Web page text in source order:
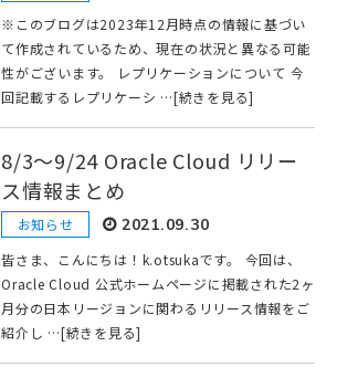
※このブログは2023年12月時点の情報に基づい
て作成されているため、現在の状況と異なる可能
性がございます。 レプリケーションについて 今
回記載するレプリケーシ …[続きを見る]
8/3〜9/24 Oracle Cloud リリー
ス情報まとめ
お知らせ 2021.09.30
皆さま、こんにちは！k.otsukaです。 今回は、
Oracle Cloud 公式ホームページに掲載された2ヶ
月分の日本リージョンに関わるリリース情報をご
紹介し …[続きを見る]